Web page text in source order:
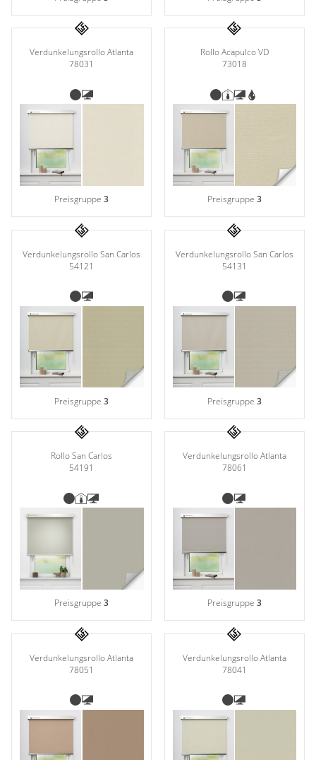
Verdunkelungsrollo Atlanta
78031
Preisgruppe3
Rollo Acapulco VD
73018
Preisgruppe 3
Verdunkelungsrollo San Carlos
54121
Preisgruppe3
Verdunkelungsrollo San Carlos
54131
Preisgruppe 3
Rollo San Carlos
54191
Preisgruppe3
Verdunkelungsrollo Atlanta
78061
Preisgruppe 3
Verdunkelungsrollo Atlanta
78051
Verdunkelungsrollo Atlanta
78041